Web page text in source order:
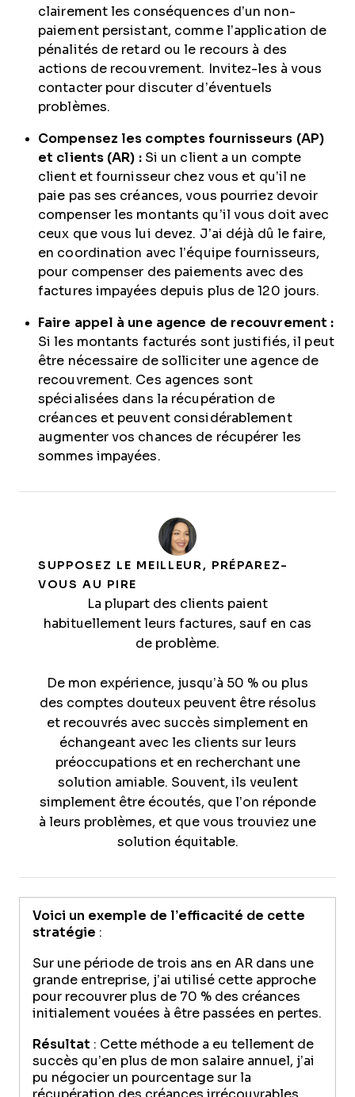
clairement les conséquences d’un non-
paiement persistant, comme l’application de
pénalités de retard ou le recours à des
actions de recouvrement. Invitez-les à vous
contacter pour discuter d’éventuels
problèmes.
Compensez les comptes fournisseurs (AP)
et clients (AR) :Si un client a un compte
client et fournisseur chez vous et qu’il ne
paie pas ses créances, vous pourriez devoir
compenser les montants qu’il vous doit avec
ceux que vous lui devez. J’ai déjà dû le faire,
en coordination avec l’équipe fournisseurs,
pour compenser des paiements avec des
factures impayées depuis plus de 120 jours.
Faire appel à une agence de recouvrement :
Si les montants facturés sont justifiés, il peut
être nécessaire de solliciter une agence de
recouvrement. Ces agences sont
spécialisées dans la récupération de
créances et peuvent considérablement
augmenter vos chances de récupérer les
sommes impayées.
SUPPOSEZ LE MEILLEUR, PRÉPAREZ-
VOUS AU PIRE
La plupart des clients paient
habituellement leurs factures, sauf en cas
de problème.
De mon expérience, jusqu’à 50 % ou plus
des comptes douteux peuvent être résolus
et recouvrés avec succès simplement en
échangeant avec les clients sur leurs
préoccupations et en recherchant une
solution amiable. Souvent, ils veulent
simplement être écoutés, que l’on réponde
à leurs problèmes, et que vous trouviez une
solution équitable.
Voici un exemple de l’efficacité de cette
stratégie :
Sur une période de trois ans en AR dans une
grande entreprise, j’ai utilisé cette approche
pour recouvrer plus de 70 % des créances
initialement vouées à être passées en pertes.
Résultat : Cette méthode a eu tellement de
succès qu’en plus de mon salaire annuel, j’ai
pu négocier un pourcentage sur la
récupération des créances irrécouvrables,